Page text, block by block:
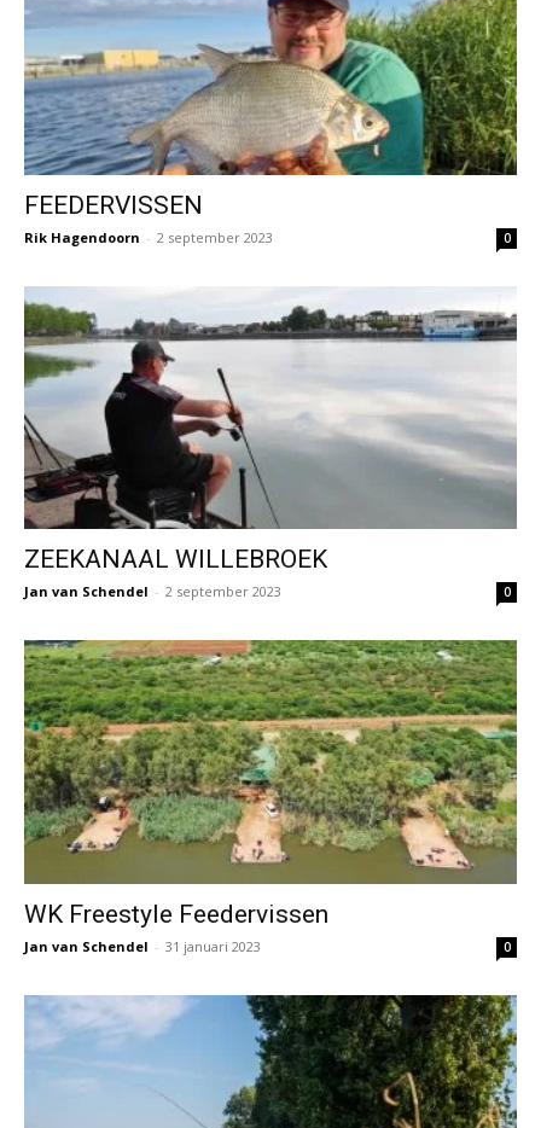
FEEDERVISSEN
Rik Hagendoorn - 2 september 2023 0
ZEEKANAAL WILLEBROEK
Jan van Schendel - 2 september 2023 0
WK Freestyle Feedervissen
Jan van Schendel - 31 januari 2023 0